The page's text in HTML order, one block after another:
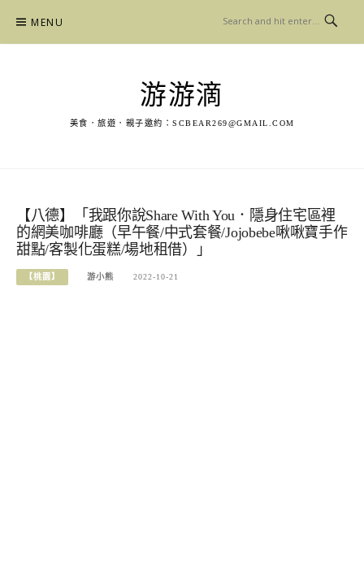
content
MENU
游游滴
美食．旅遊．親子邀約： SCBEAR269@GMAIL.COM
【八德】「我跟你說Share With You．隱身住宅區裡
的網美咖啡廳（早午餐/中式套餐/Jojobebe啾啾寶手作
甜點/客製化蛋糕/場地租借）」
【桃園】 游小熊 2022-10-21